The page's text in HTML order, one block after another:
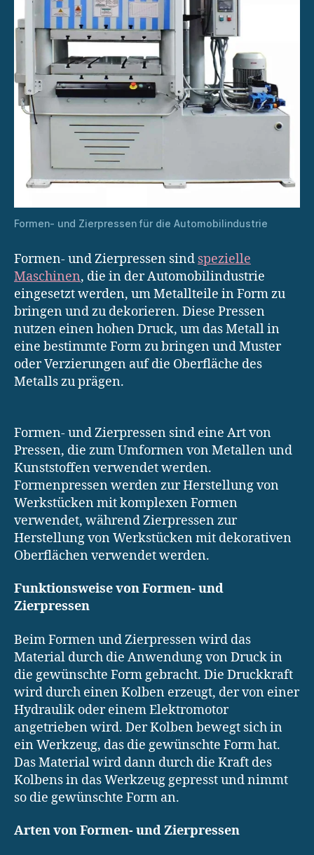
Formen- und Zierpressen für die Automobilindustrie
Formen- und Zierpressen sind spezielle
Maschinen, die in der Automobilindustrie
eingesetzt werden, um Metallteile in Form zu
bringen und zu dekorieren. Diese Pressen
nutzen einen hohen Druck, um das Metall in
eine bestimmte Form zu bringen und Muster
oder Verzierungen auf die Oberfläche des
Metalls zu prägen.
Formen- und Zierpressen sind eine Art von
Pressen, die zum Umformen von Metallen und
Kunststoffen verwendet werden.
Formenpressen werden zur Herstellung von
Werkstücken mit komplexen Formen
verwendet, während Zierpressen zur
Herstellung von Werkstücken mit dekorativen
Oberflächen verwendet werden.
Funktionsweise von Formen- und
Zierpressen
Beim Formen und Zierpressen wird das
Material durch die Anwendung von Druck in
die gewünschte Form gebracht. Die Druckkraft
wird durch einen Kolben erzeugt, der von einer
Hydraulik oder einem Elektromotor
angetrieben wird. Der Kolben bewegt sich in
ein Werkzeug, das die gewünschte Form hat.
Das Material wird dann durch die Kraft des
Kolbens in das Werkzeug gepresst und nimmt
so die gewünschte Form an.
Arten von Formen- und Zierpressen